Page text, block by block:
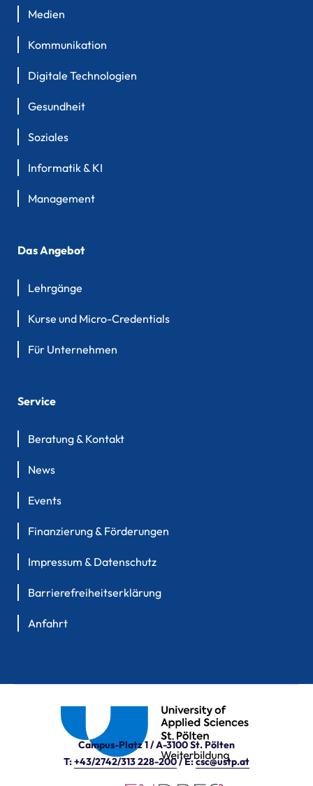
Medien
Kommunikation
Digitale Technologien
Gesundheit
Soziales
Informatik & KI
Management
Das Angebot
Lehrgänge
Kurse und Micro-Credentials
Für Unternehmen
Service
Beratung & Kontakt
News
Events
Finanzierung & Förderungen
Impressum & Datenschutz
Barrierefreiheitserklärung
Anfahrt
Campus-Platz 1 / A-3100 St. Pölten
T:+43/2742/313 228-200/ E:csc@ustp.at